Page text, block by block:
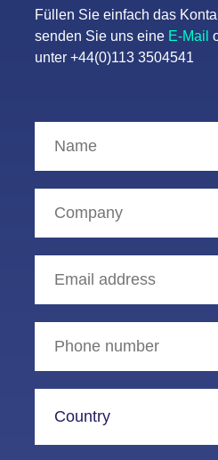
Füllen Sie einfach das
senden Sie uns eine E-Mail
unter +44(0)113 3504541